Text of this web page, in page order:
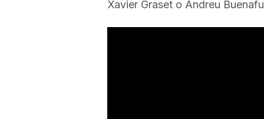
Xavier Graset o Andreu